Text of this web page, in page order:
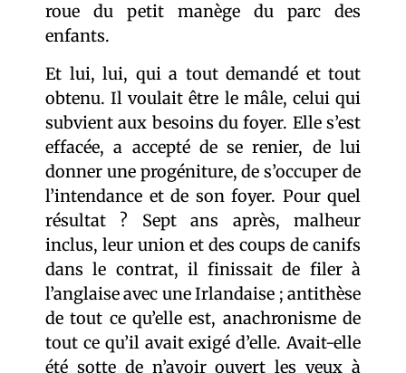
roue du petit manège du parc des
enfants.
Et lui, lui, qui a tout demandé et tout
obtenu. Il voulait être le mâle, celui qui
subvient aux besoins du foyer. Elle s’est
effacée, a accepté de se renier, de lui
donner une progéniture, de s’occuper de
l’intendance et de son foyer. Pour quel
résultat ? Sept ans après, malheur
inclus, leur union et des coups de canifs
dans le contrat, il finissait de filer à
l’anglaise avec une Irlandaise ; antithèse
de tout ce qu’elle est, anachronisme de
tout ce qu’il avait exigé d’elle. Avait-elle
été sotte de n’avoir ouvert les yeux à